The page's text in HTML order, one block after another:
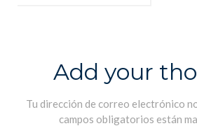
Poulet
Add your
Tu dirección de correo electrónico
campos obligatorios están